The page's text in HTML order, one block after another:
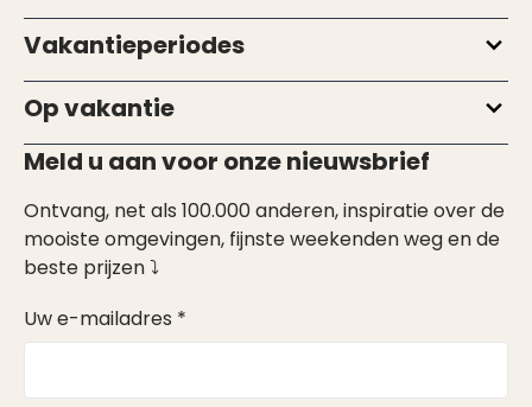
Vakantieperiodes
Op vakantie
Meld u aan voor onze nieuwsbrief
Ontvang, net als 100.000 anderen, inspiratie over de
mooiste omgevingen, fijnste weekenden weg en de
beste prijzen ⤵
Uw e-mailadres *